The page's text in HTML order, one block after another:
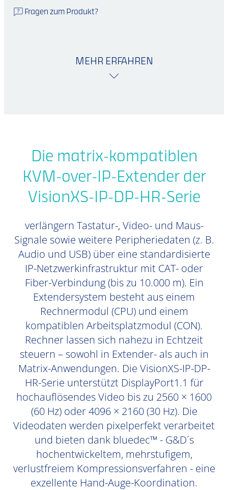
Fragen zum Produkt?
MEHR ERFAHREN
Die matrix-kompatiblen
KVM-over-IP-Extender der
VisionXS-IP-DP-HR-Serie
verlängern Tastatur-, Video- und Maus-
Signale sowie weitere Peripheriedaten (z. B.
Audio und USB) über eine standardisierte
IP-Netzwerkinfrastruktur mit CAT- oder
Fiber-Verbindung (bis zu 10.000 m). Ein
Extendersystem besteht aus einem
Rechnermodul (CPU) und einem
kompatiblen Arbeitsplatzmodul (CON).
Rechner lassen sich nahezu in Echtzeit
steuern – sowohl in Extender- als auch in
Matrix-Anwendungen. Die VisionXS-IP-DP-
HR-Serie unterstützt DisplayPort1.1 für
hochauflösendes Video bis zu 2560 × 1600
(60 Hz) oder 4096 × 2160 (30 Hz). Die
Videodaten werden pixelperfekt verarbeitet
und bieten dank bluedec™ - G&D´s
hochentwickeltem, mehrstufigem,
verlustfreiem Kompressionsverfahren - eine
exzellente Hand-Auge-Koordination.